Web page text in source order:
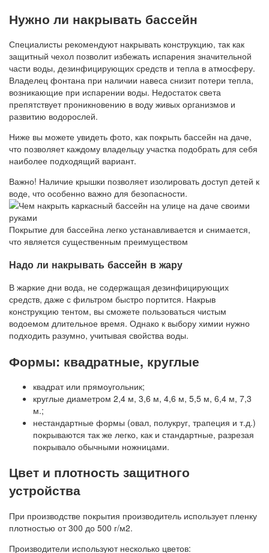
Нужно ли накрывать бассейн
Специалисты рекомендуют накрывать конструкцию, так как
защитный чехол позволит избежать испарения значительной
части воды, дезинфицирующих средств и тепла в атмосферу.
Владелец фонтана при наличии навеса снизит потери тепла,
возникающие при испарении воды. Недостаток света
препятствует проникновению в воду живых организмов и
развитию водорослей.
Ниже вы можете увидеть фото, как покрыть бассейн на даче,
что позволяет каждому владельцу участка подобрать для себя
наиболее подходящий вариант.
Важно! Наличие крышки позволяет изолировать доступ детей к
воде, что особенно важно для безопасности.
Покрытие для бассейна легко устанавливается и снимается,
что является существенным преимуществом
Надо ли накрывать бассейн в жару
В жаркие дни вода, не содержащая дезинфицирующих
средств, даже с фильтром быстро портится. Накрыв
конструкцию тентом, вы сможете пользоваться чистым
водоемом длительное время. Однако к выбору химии нужно
подходить разумно, учитывая свойства воды.
Формы: квадратные, круглые
квадрат или прямоугольник;
круглые диаметром 2,4 м, 3,6 м, 4,6 м, 5,5 м, 6,4 м, 7,3
м.;
нестандартные формы (овал, полукруг, трапеция и т.д.)
покрываются так же легко, как и стандартные, разрезая
покрывало обычными ножницами.
Цвет и плотность защитного
устройства
При производстве покрытия производитель использует пленку
плотностью от 300 до 500 г/м2.
Производители используют несколько цветов: